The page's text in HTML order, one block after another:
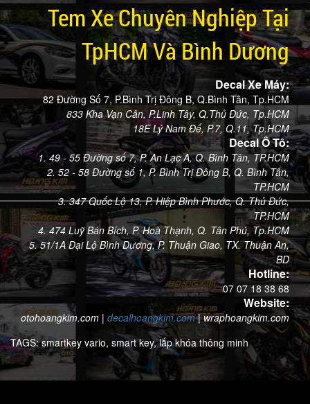
Tem Xe Chuyên Nghiệp Tại
TpHCM Và Bình Dương
Decal Xe Máy:
82 Đường Số 7, P.Bình Trị Đông B, Q.Bình Tân, Tp.HCM
833 Kha Vạn Cân, P.Linh Tây, Q.Thủ Đức, Tp.HCM
18E Lý Nam Đế, P.7, Q.11, Tp.HCM
Decal Ô Tô:
1. 49 - 55 Đường số 7, P. An Lạc A, Q. Bình Tân, TP.HCM
2. 52 - 58 Đường số 1, P. Bình Trị Đông B, Q. Bình Tân,
TP.HCM
3. 347 Quốc Lộ 13, P. Hiệp Bình Phước, Q. Thủ Đức,
TP.HCM
4. 474 Luỹ Bán Bích, P. Hoà Thạnh, Q. Tân Phú, Tp.HCM
5. 51/1A Đại Lộ Bình Dương, P. Thuận Giao, TX. Thuận An,
BD
Hotline:
07 07 18 38 68
Website:
otohoangkim.com | decalhoangkim.com|wraphoangkim.com
TAGS: smartkey vario, smart key, lắp khóa thông minh